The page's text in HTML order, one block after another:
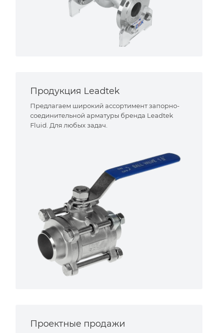
Продукция Leadtek
Предлагаем широкий ассортимент запорно-
соединительной арматуры бренда Leadtek
Fluid. Для любых задач.
Проектные продажи